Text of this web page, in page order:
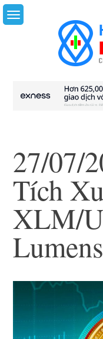
Skip
to
27/07/
Tích
XLM/